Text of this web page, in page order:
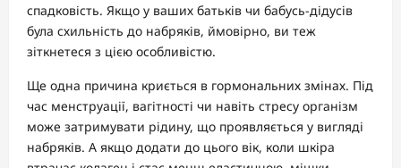
спадковість. Якщо у ваших батьків чи бабусь-дідусів
була схильність до набряків, ймовірно, ви теж
зіткнетеся з цією особливістю.
Ще одна причина криється в гормональних змінах. Під
час менструації, вагітності чи навіть стресу організм
може затримувати рідину, що проявляється у вигляді
набряків. А якщо додати до цього вік, коли шкіра